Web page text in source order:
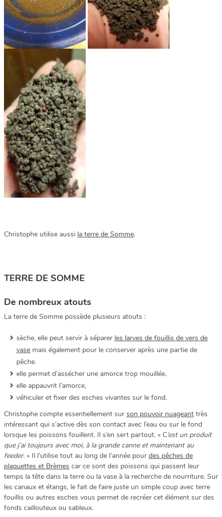
Christophe utilise aussi la terre de Somme.
TERRE DE SOMME
De nombreux atouts
La terre de Somme possède plusieurs atouts :
sèche, elle peut servir à séparer les larves de fouillis de vers de
vase mais également pour le conserver après une partie de
pêche.
elle permet d’assécher une amorce trop mouillée.
elle appauvrit l’amorce,
véhiculer et fixer des esches vivantes sur le fond.
Christophe compte essentiellement sur son pouvoir nuageant très
intéressant qui s’active dès son contact avec l’eau ou sur le fond
lorsque les poissons fouillent. Il s’en sert partout. « C‘est un produit
que j’ai toujours avec moi, à la grande canne et maintenant au
feeder. » Il l’utilise tout au long de l’année pour des pêches de
plaquettes et Brèmes car ce sont des poissons qui passent leur
temps la tête dans la terre ou la vase à la recherche de nourriture. Sur
les canaux et étangs, le fait de faire juste un simple coup avec terre
fouillis ou autres esches vous permet de recréer cet élément sur des
fonds caillouteux ou sableux.